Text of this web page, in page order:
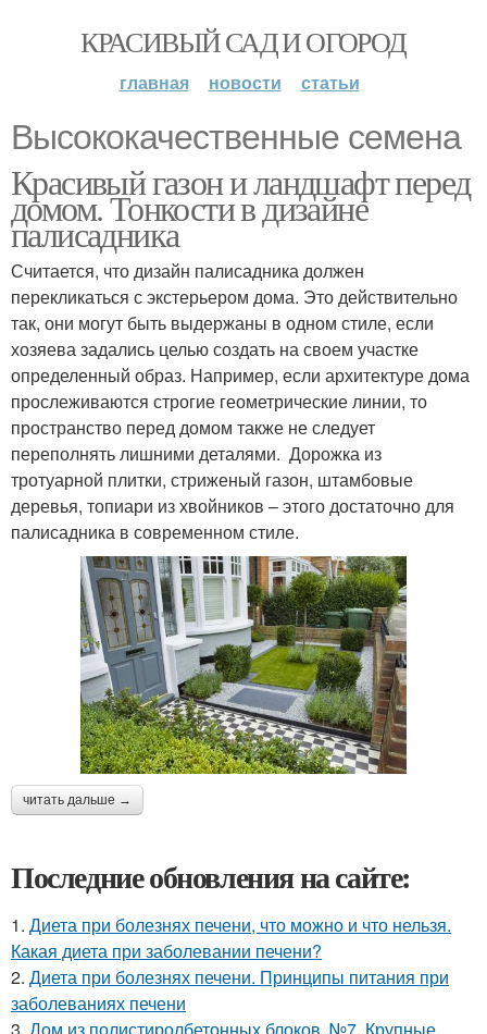
КРАСИВЫЙ САД И ОГОРОД
главная новости статьи
Высококачественные семена
Красивый газон и ландшафт перед
домом. Тонкости в дизайне
палисадника
Считается, что дизайн палисадника должен
перекликаться с экстерьером дома. Это действительно
так, они могут быть выдержаны в одном стиле, если
хозяева задались целью создать на своем участке
определенный образ. Например, если архитектуре дома
прослеживаются строгие геометрические линии, то
пространство перед домом также не следует
переполнять лишними деталями. Дорожка из
тротуарной плитки, стриженый газон, штамбовые
деревья, топиари из хвойников – этого достаточно для
палисадника в современном стиле.
читать дальше →
Последние обновления на сайте:
1. Диета при болезнях печени, что можно и что нельзя.
Какая диета при заболевании печени?
2. Диета при болезнях печени. Принципы питания при
заболеваниях печени
3. Дом из полистиролбетонных блоков. №7. Крупные